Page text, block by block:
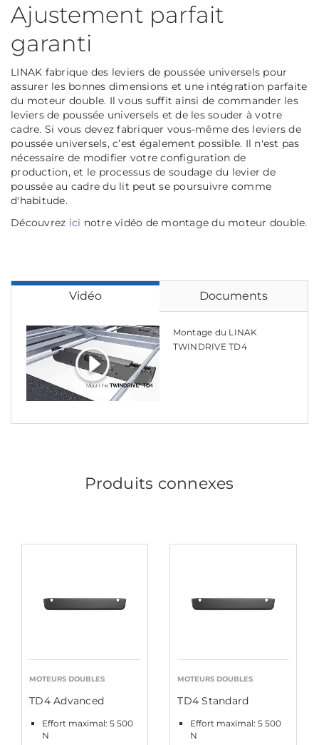
Ajustement parfait
garanti
LINAK fabrique des leviers de poussée universels pour
assurer les bonnes dimensions et une intégration parfaite
du moteur double. Il vous suffit ainsi de commander les
leviers de poussée universels et de les souder à votre
cadre. Si vous devez fabriquer vous-même des leviers de
poussée universels, c’est également possible. Il n'est pas
nécessaire de modifier votre configuration de
production, et le processus de soudage du levier de
poussée au cadre du lit peut se poursuivre comme
d'habitude.
Découvrez ici notre vidéo de montage du moteur double.
Vidéo Documents
Montage du LINAK
TWINDRIVE TD4
Produits connexes
MOTEURS DOUBLES
TD4 Advanced
Effort maximal: 5 500
N
MOTEURS DOUBLES
TD4 Standard
Effort maximal: 5 500
N